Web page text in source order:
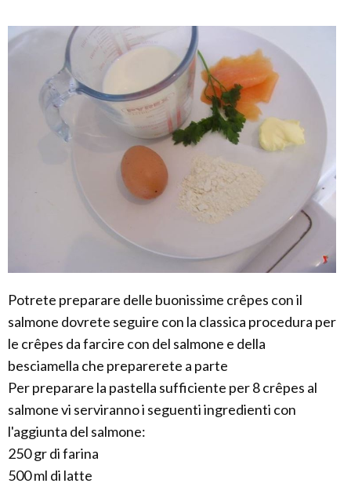
Potrete preparare delle buonissime crêpes con il
salmone dovrete seguire con la classica procedura per
le crêpes da farcire con del salmone e della
besciamella che preparerete a parte
Per preparare la pastella sufficiente per 8 crêpes al
salmone vi serviranno i seguenti ingredienti con
l'aggiunta del salmone:
250 gr di farina
500 ml di latte